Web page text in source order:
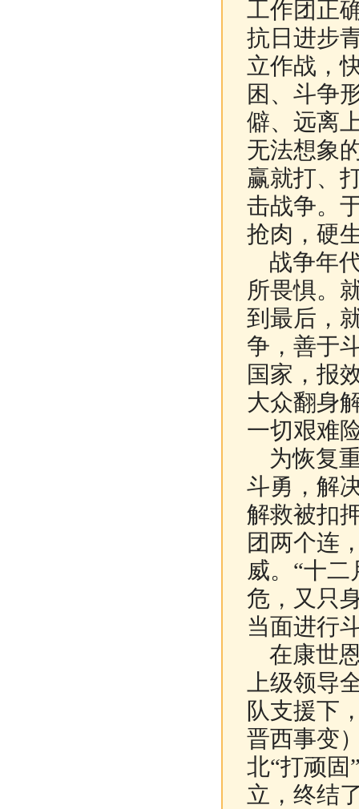
工作团正
抗日进步
立作战，
困、斗争
僻、远离
无法想象
赢就打、
击战争。
抢肉，硬
战争年
所畏惧。
到最后，
争，善于
国家，报
大众翻身
一切艰难
为恢复
斗勇，解
解救被扣
团两个连
威。“十
危，又只
当面进行
在康世
上级领导
队支援下
晋西事变
北“打顽固
立，终结